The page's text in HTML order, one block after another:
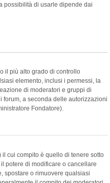
possibilità di usarle dipende dai
il più alto grado di controllo
elemento, inclusi i permessi, la
di moderatori e gruppi di
forum, a seconda delle autorizzazioni
Fondatore).
il cui compito è quello di tenere sotto
potere di modificare o cancellare
spostare o rimuovere qualsiasi